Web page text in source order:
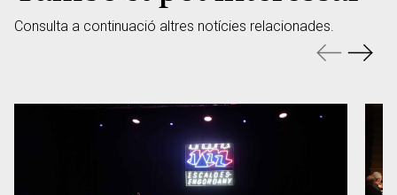
Consulta a continuació altres notícies relacionades.